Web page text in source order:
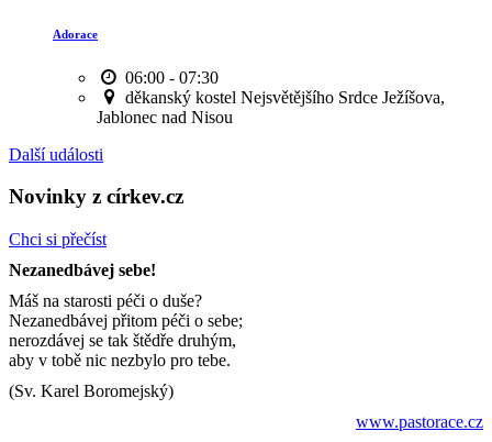
Adorace
06:00 - 07:30
děkanský kostel Nejsvětějšího Srdce Ježíšova,
Jablonec nad Nisou
Další události
Novinky z církev.cz
Chci si přečíst
Nezanedbávej sebe!
Máš na starosti péči o duše?
Nezanedbávej přitom péči o sebe;
nerozdávej se tak štědře druhým,
aby v tobě nic nezbylo pro tebe.
(Sv. Karel Boromejský)
www.pastorace.cz